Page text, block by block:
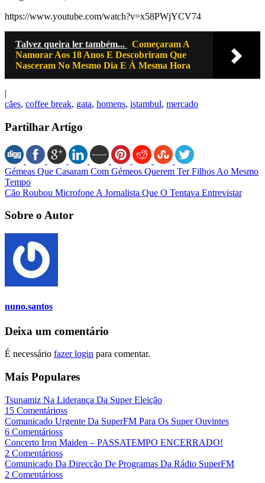
https://www.youtube.com/watch?v=x58PWjYCV74
Talvez queira ler também...
Começaram A
Namorar Aos 18 Anos E Descobriram Que
Nasceram No Mesmo Dia E À Mesma Hora
|
cães, coffee break, gata, homens, istambul, mercado
Partilhar Artigo
Gémeas Que Casaram Com Gémeos Querem Ter Filhos Ao Mesmo
Tempo
Cão Roubou Microfone A Jornalista Que O Tentava Entrevistar
Sobre o Autor
nuno.santos
Deixa um comentário
É necessário fazer login para comentar.
Mais Populares
Tsunamiz Na Liderança Da Super Eleição
15 Comentárioss
Comunicado Urgente Da SuperFM Para Os Super Ouvintes
6 Comentárioss
Concerto Iron Maiden – PASSATEMPO ENCERRADO!
2 Comentárioss
Comunicado Da Direcção De Programas Da Rádio SuperFM
2 Comentárioss